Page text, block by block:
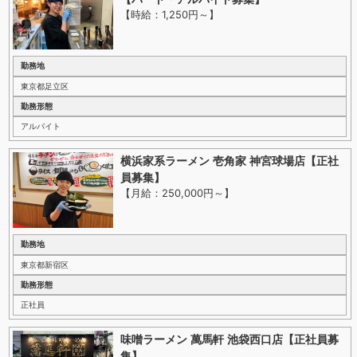
【時給：1,250円～ 】
勤務地
東京都足立区
勤務形態
アルバイト
横浜家系ラーメン 壱角家 神宮球場店【正社
員募集】
【月給：250,000円～ 】
勤務地
東京都新宿区
勤務形態
正社員
味噌ラーメン 萬馬軒 池袋西口店【正社員募